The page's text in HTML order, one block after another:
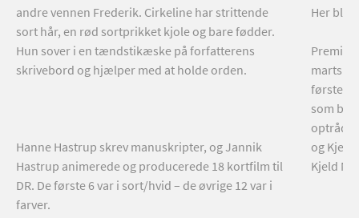
andre vennen Frederik. Cirkeline har strittende
sort hår, en rød sortprikket kjole og bare fødder.
Hun sover i en tændstikæske på forfatterens
skrivebord og hjælper med at holde orden.
Hanne Hastrup skrev manuskripter, og Jannik
Hastrup animerede og producerede 18 kortfilm til
DR. De første 6 var i sort/hvid – de øvrige 12 var i
farver.
Her
marts –
første 7
som
og Kjeld
Kjeld